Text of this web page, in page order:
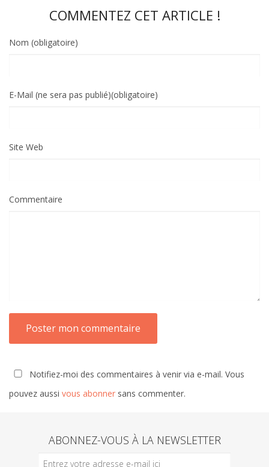
COMMENTEZ CET ARTICLE !
Nom (obligatoire)
E-Mail (ne sera pas publié)(obligatoire)
Site Web
Commentaire
Notifiez-moi des commentaires à venir via e-mail. Vous
pouvez aussi vous abonner sans commenter.
ABONNEZ-VOUS À LA NEWSLETTER